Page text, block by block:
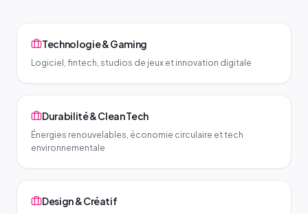
Technologie & Gaming
Logiciel, fintech, studios de jeux et innovation digitale
Durabilité & Clean Tech
Énergies renouvelables, économie circulaire et tech
environnementale
Design & Créatif